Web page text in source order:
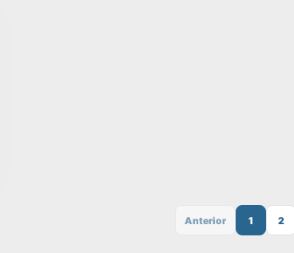
Anterior 1 2